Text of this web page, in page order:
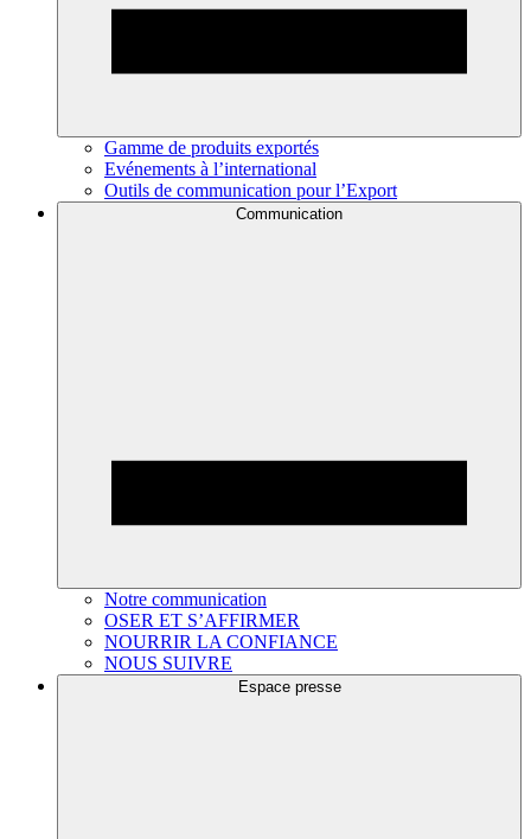
Gamme de produits exportés
Evénements à l’international
Outils de communication pour l’Export
Communication
Notre communication
OSER ET S’AFFIRMER
NOURRIR LA CONFIANCE
NOUS SUIVRE
Espace presse